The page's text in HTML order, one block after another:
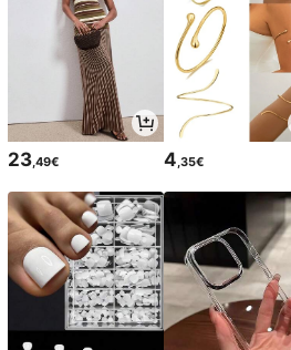
23 ,49€ 4 ,35€